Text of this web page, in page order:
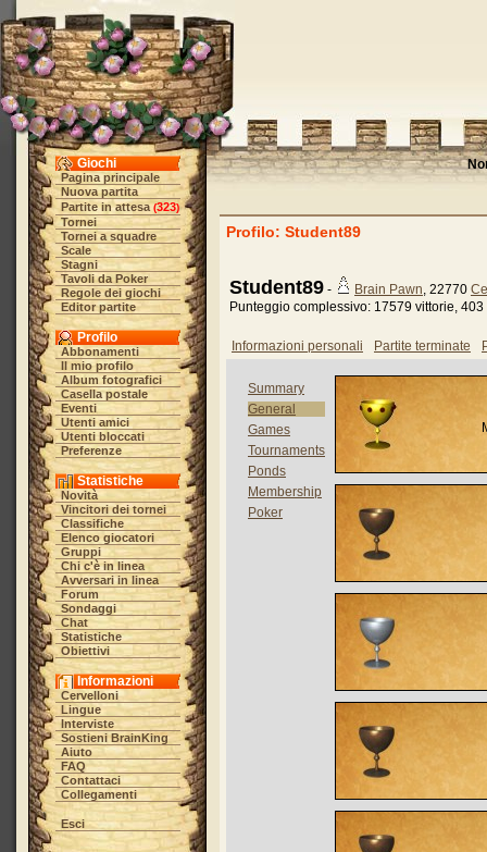
Giochi
Pagina principale
Nuova partita
Partite in attesa (323)
Tornei
Tornei a squadre
Scale
Stagni
Tavoli da Poker
Regole dei giochi
Editor partite
Profilo
Abbonamenti
Il mio profilo
Album fotografici
Casella postale
Eventi
Utenti amici
Utenti bloccati
Preferenze
Statistiche
Novità
Vincitori dei tornei
Classifiche
Elenco giocatori
Gruppi
Chi c'è in linea
Avversari in linea
Forum
Sondaggi
Chat
Statistiche
Obiettivi
Informazioni
Cervelloni
Lingue
Interviste
Sostieni BrainKing
Aiuto
FAQ
Contattaci
Collegamenti
Esci
Profilo: Student89
Student89 - Brain Pawn, 22770
Punteggio complessivo: 17579 vittorie,
Informazioni personali Partite terminate
Summary
General
Games
Tournaments
Ponds
Membership
Poker